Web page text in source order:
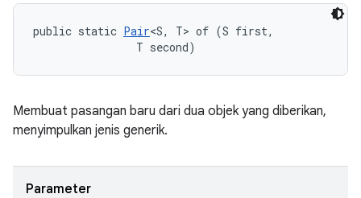
public static Pair<S, T> of (S first,
                T second)
Membuat pasangan baru dari dua objek yang diberikan,
menyimpulkan jenis generik.
Parameter